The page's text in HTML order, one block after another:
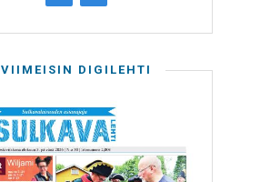
VIIMEISIN DIGILEHTI